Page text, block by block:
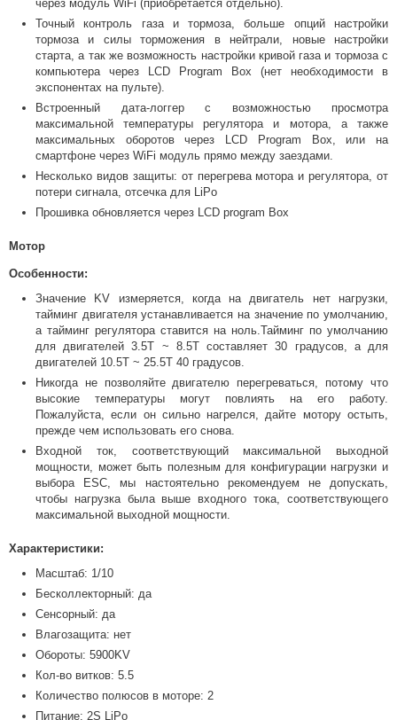
через модуль WiFi (приобретается отдельно).
Точный контроль газа и тормоза, больше опций настройки
тормоза и силы торможения в нейтрали, новые настройки
старта, а так же возможность настройки кривой газа и тормоза с
компьютера через LCD Program Box (нет необходимости в
экспонентах на пульте).
Встроенный дата-логгер с возможностью просмотра
максимальной температуры регулятора и мотора, а также
максимальных оборотов через LCD Program Box, или на
смартфоне через WiFi модуль прямо между заездами.
Несколько видов защиты: от перегрева мотора и регулятора, от
потери сигнала, отсечка для LiPo
Прошивка обновляется через LCD program Box
Мотор
Особенности:
Значение KV измеряется, когда на двигатель нет нагрузки,
тайминг двигателя устанавливается на значение по умолчанию,
а тайминг регулятора ставится на ноль.Тайминг по умолчанию
для двигателей 3.5T ~ 8.5T составляет 30 градусов, а для
двигателей 10.5T ~ 25.5T 40 градусов.
Никогда не позволяйте двигателю перегреваться, потому что
высокие температуры могут повлиять на его работу.
Пожалуйста, если он сильно нагрелся, дайте мотору остыть,
прежде чем использовать его снова.
Входной ток, соответствующий максимальной выходной
мощности, может быть полезным для конфигурации нагрузки и
выбора ESC, мы настоятельно рекомендуем не допускать,
чтобы нагрузка была выше входного тока, соответствующего
максимальной выходной мощности.
Характеристики:
Масштаб: 1/10
Бесколлекторный: да
Сенсорный: да
Влагозащита: нет
Обороты: 5900KV
Кол-во витков: 5.5
Количество полюсов в моторе: 2
Питание: 2S LiPo